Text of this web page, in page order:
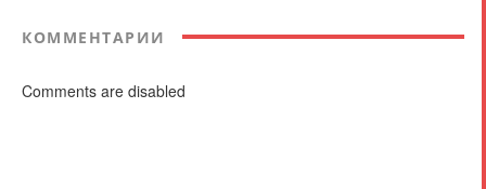
КОММЕНТАРИИ
Comments are disabled